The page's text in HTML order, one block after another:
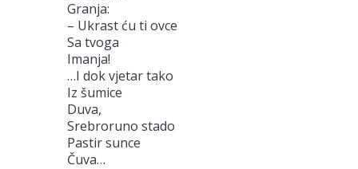
Granja:
– Ukrast ću ti ovce
Sa tvoga
Imanja!
…I dok vjetar tako
Iz šumice
Duva,
Srebroruno stado
Pastir sunce
Čuva…